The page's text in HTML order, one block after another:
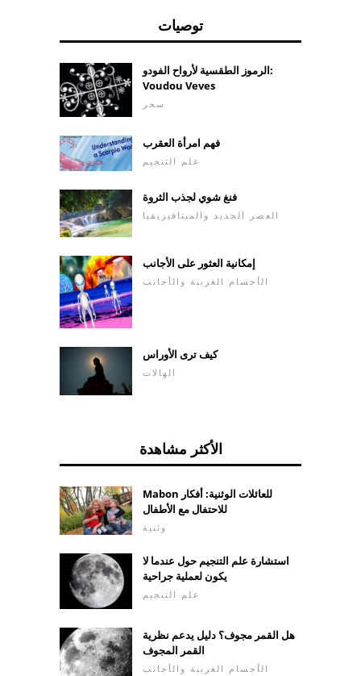
توصيات
الرموز الطقسية لأرواح الفودو:
Voudou Veves
سحر
فهم امرأة العقرب
علم التنجيم
فنغ شوي لجذب الثروة
العصر الجديد والميتافيزيقيا
إمكانية العثور على الأجانب
الأجسام الغريبة والأجانب
كيف ترى الأوراس
الهالات
الأكثر مشاهدة
Mabon للعائلات الوثنية: أفكار
للاحتفال مع الأطفال
وثنية
استشارة علم التنجيم حول عندما لا
يكون لعملية جراحية
علم التنجيم
هل القمر مجوف؟ دليل يدعم نظرية
القمر المجوف
الأجسام الغريبة والأجانب